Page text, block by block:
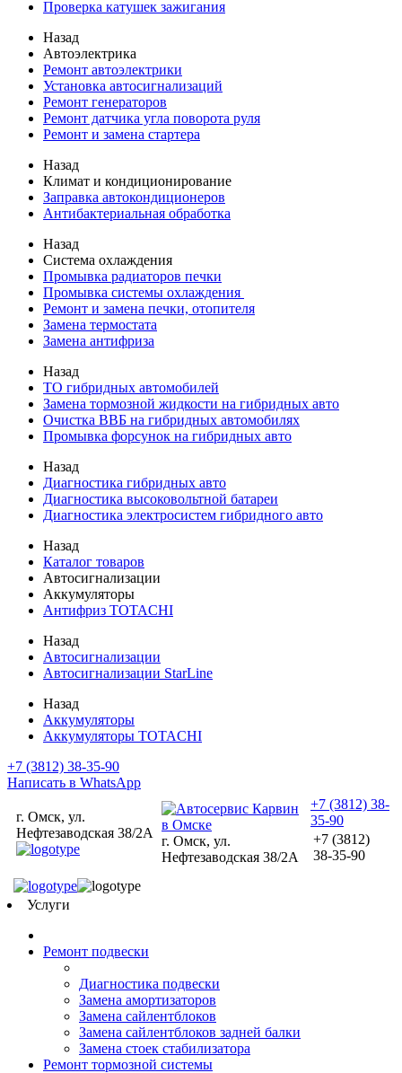
Проверка катушек зажигания
Назад
Автоэлектрика
Ремонт автоэлектрики
Установка автосигнализаций
Ремонт генераторов
Ремонт датчика угла поворота руля
Ремонт и замена стартера
Назад
Климат и кондиционирование
Заправка автокондиционеров
Антибактериальная обработка
Назад
Система охлаждения
Промывка радиаторов печки
Промывка системы охлаждения
Ремонт и замена печки, отопителя
Замена термостата
Замена антифриза
Назад
ТО гибридных автомобилей
Замена тормозной жидкости на гибридных авто
Очистка ВВБ на гибридных автомобилях
Промывка форсунок на гибридных авто
Назад
Диагностика гибридных авто
Диагностика высоковольтной батареи
Диагностика электросистем гибридного авто
Назад
Каталог товаров
Автосигнализации
Аккумуляторы
Антифриз TOTACHI
Назад
Автосигнализации
Автосигнализации StarLine
Назад
Аккумуляторы
Аккумуляторы TOTACHI
+7 (3812) 38-35-90
Написать в WhatsApp
г. Омск, ул.
Нефтезаводская 38/2А
г. Омск, ул.
Нефтезаводская 38/2А
+7 (3812) 38-
35-90
+7 (3812)
38-35-90
Услуги
Ремонт подвески
Диагностика подвески
Замена амортизаторов
Замена сайлентблоков
Замена сайлентблоков задней балки
Замена стоек стабилизатора
Ремонт тормозной системы